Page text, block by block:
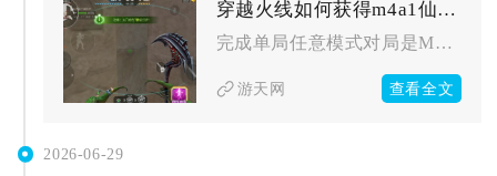
穿越火线如何获得m4a1仙界黑骑士续约所需的材料
完成单局任意模式对局是M4A1仙界黑骑士续约所需核心条件，对...
游天网 查看全文
2026-06-29